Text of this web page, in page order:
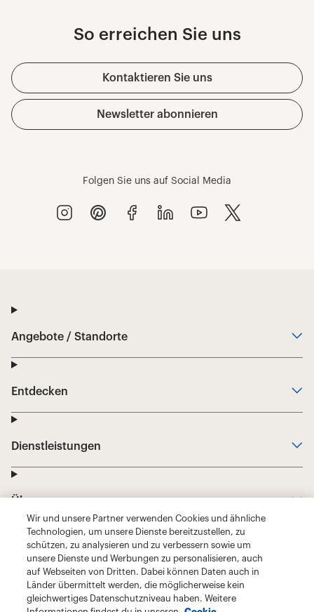
Wir und unsere Partner verwenden Cookies und ähnliche
Technologien, um unsere Dienste bereitzustellen, zu
schützen, zu analysieren und zu verbessern sowie um
unsere Dienste und Werbungen zu personalisieren, auch
auf Webseiten von Dritten. Dabei können Daten auch in
Länder übermittelt werden, die möglicherweise kein
gleichwertiges Datenschutzniveau haben. Weitere